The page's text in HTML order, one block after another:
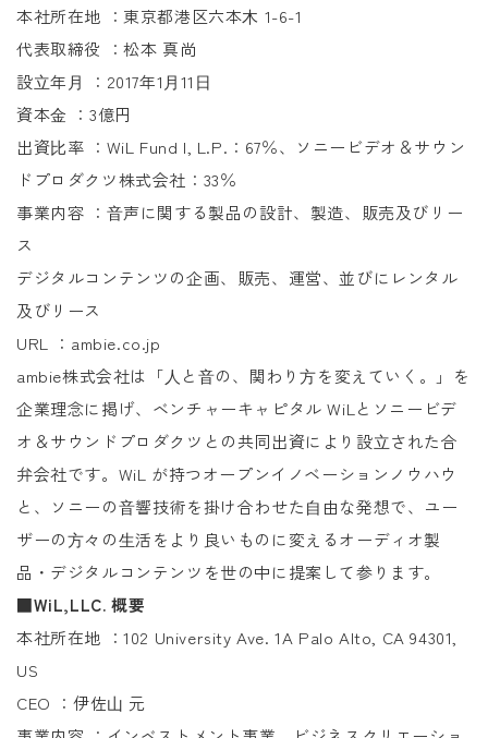
本社所在地 ：東京都港区六本⽊ 1-6-1
代表取締役 ：松本 真尚
設⽴年⽉ ：2017年1⽉11⽇
資本⾦ ：3億円
出資⽐率 ：WiL Fund I, L.P.：67％、ソニービデオ＆サウン
ドプロダクツ株式会社：33％
事業内容 ：⾳声に関する製品の設計、製造、販売及びリー
ス
デジタルコンテンツの企画、販売、運営、並びにレンタル
及びリース
URL ：ambie.co.jp
ambie株式会社は「⼈と⾳の、関わり⽅を変えていく。」を
企業理念に掲げ、ベンチャーキャピタル WiLとソニービデ
オ＆サウンドプロダクツとの共同出資により設⽴された合
弁会社です。WiL が持つオープンイノベーションノウハウ
と、ソニーの⾳響技術を掛け合わせた⾃由な発想で、ユー
ザーの⽅々の⽣活をより良いものに変えるオーディオ製
品・デジタルコンテンツを世の中に提案して参ります。
■WiL,LLC. 概要
本社所在地 ：102 University Ave. 1A Palo Alto, CA 94301,
US
CEO ：伊佐⼭ 元